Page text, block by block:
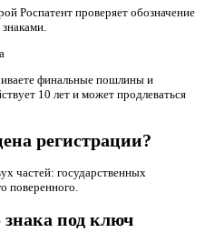
Роспатент проверяет обозначение
финальные пошлины и
10 лет и может продлеваться
регистрации?
частей: государственных
поверенного.
знака под ключ